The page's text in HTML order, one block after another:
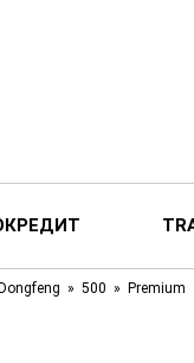
Dongfeng 500 Premium